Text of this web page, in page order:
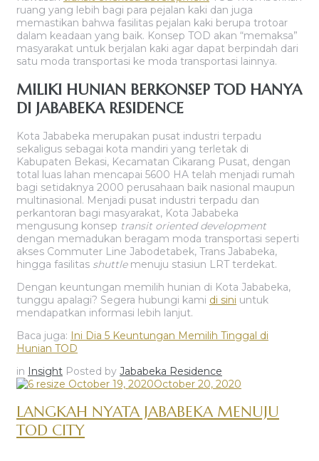
ruang yang lebih bagi para pejalan kaki dan juga
memastikan bahwa fasilitas pejalan kaki berupa trotoar
dalam keadaan yang baik. Konsep TOD akan “memaksa”
masyarakat untuk berjalan kaki agar dapat berpindah dari
satu moda transportasi ke moda transportasi lainnya.
MILIKI HUNIAN BERKONSEP TOD HANYA
DI JABABEKA RESIDENCE
Kota Jababeka merupakan pusat industri terpadu
sekaligus sebagai kota mandiri yang terletak di
Kabupaten Bekasi, Kecamatan Cikarang Pusat, dengan
total luas lahan mencapai 5600 HA telah menjadi rumah
bagi setidaknya 2000 perusahaan baik nasional maupun
multinasional. Menjadi pusat industri terpadu dan
perkantoran bagi masyarakat, Kota Jababeka
mengusung konsep transit oriented development
dengan memadukan beragam moda transportasi seperti
akses Commuter Line Jabodetabek, Trans Jababeka,
hingga fasilitas shuttlemenuju stasiun LRT terdekat.
Dengan keuntungan memilih hunian di Kota Jababeka,
tunggu apalagi? Segera hubungi kami di sini untuk
mendapatkan informasi lebih lanjut.
Baca juga: Ini Dia 5 Keuntungan Memilih Tinggal di
Hunian TOD
in Insight Posted by Jababeka Residence
October 19, 2020October 20, 2020
LANGKAH NYATA JABABEKA MENUJU
TOD CITY